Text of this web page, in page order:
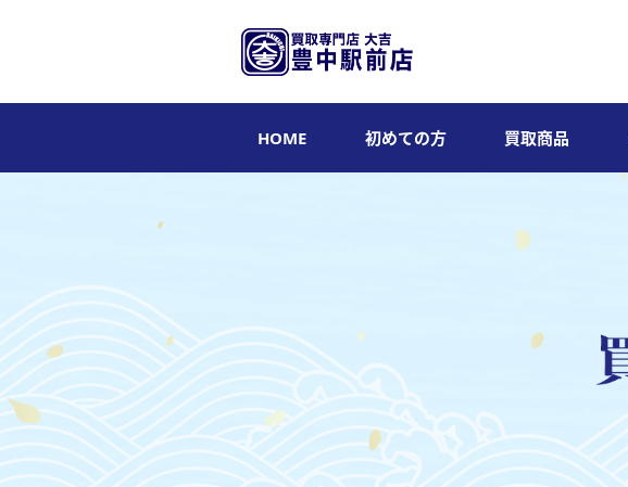
HOME 初めての方 買取商品